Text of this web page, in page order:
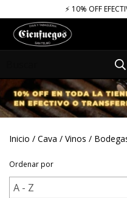
⚡​​​ 10% OFF
Inicio / Cava / Vinos /
Ordenar por